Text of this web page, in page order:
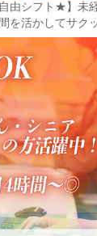
自由シフト★】未
を活かしてサク
◎